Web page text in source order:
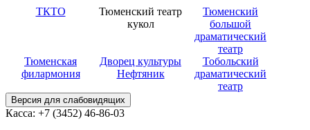
ТКТО
Тюменский театр
кукол
Тюменский
большой
драматический
театр
Тюменская
филармония
Дворец культуры
Нефтяник
Тобольский
драматический
театр
Версия для слабовидящих
Касса: +7 (3452) 46-86-03